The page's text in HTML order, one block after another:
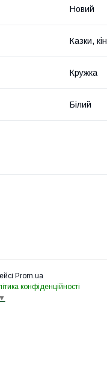
Новий
Казки,
Кружка
Білий
Prom.ua
конфіденційності
▼